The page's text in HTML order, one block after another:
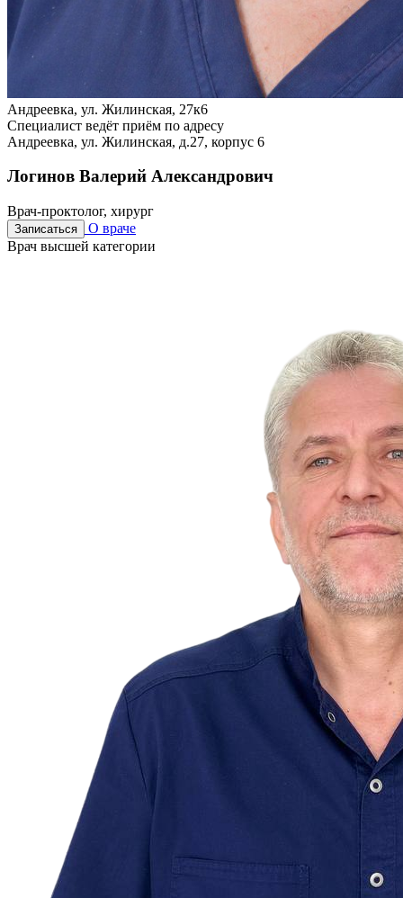
Андреевка, ул. Жилинская, 27к6
Специалист ведёт приём по адресу
Андреевка, ул. Жилинская, д.27, корпус 6
Логинов Валерий Александрович
Врач-проктолог, хирург
Записаться
О враче
Врач высшей категории